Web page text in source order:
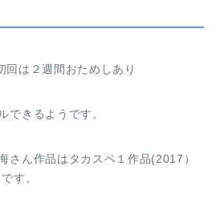
は２週間おためしあり
できるようです。
さん作品はタカスペ１作品(2017）
す。